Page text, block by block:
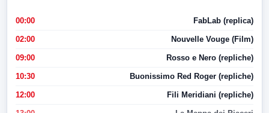
00:00 FabLab (replica)
02:00 Nouvelle Vouge (Film)
09:00 Rosso e Nero (repliche)
10:30 Buonissimo Red Roger (repliche)
12:00 Fili Meridiani (repliche)